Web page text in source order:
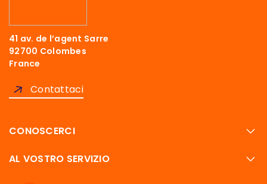
41 av. de l’agent Sarre
92700 Colombes
France
Contattaci
CONOSCERCI
AL VOSTRO SERVIZIO
che questo sito ti interessi
nostri prodotti e servizi
con Google